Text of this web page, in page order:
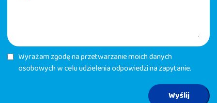
Wyrażam zgodę na przetwarzanie moich danych
osobowych w celu udzielenia odpowiedzi na zapytanie.
Wyślij